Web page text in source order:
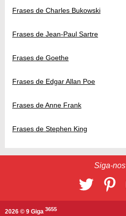
Frases de Charles Bukowski
Frases de Jean-Paul Sartre
Frases de Goethe
Frases de Edgar Allan Poe
Frases de Anne Frank
Frases de Stephen King
Siga-nos
2026 © 9 Giga 3655